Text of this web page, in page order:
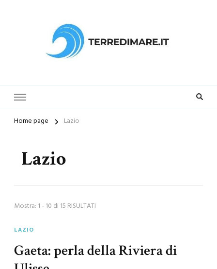
Home page Lazio
Lazio
Mostra: 1 - 10 di 15 RISULTATI
LAZIO
Gaeta: perla della Riviera di